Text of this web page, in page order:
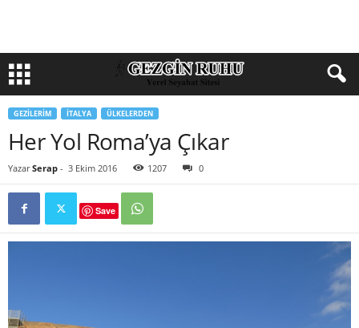
GEZILERIM İTALYA ÜLKELERDEN
Her Yol Roma’ya Çıkar
Yazar Serap - 3 Ekim 2016 1207 0
Save